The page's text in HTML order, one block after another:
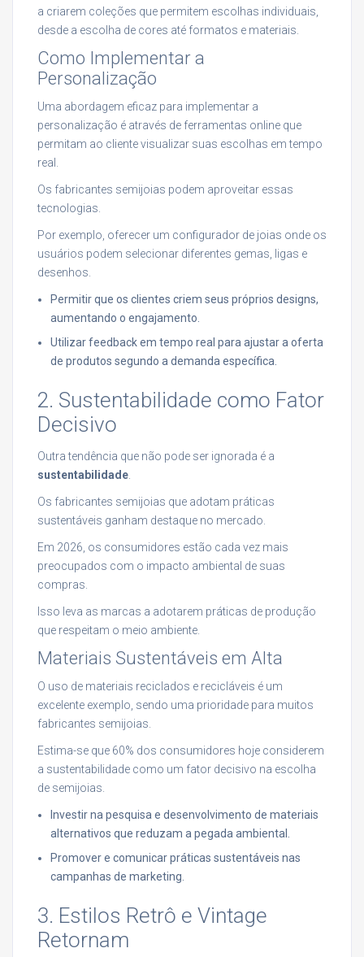
a criarem coleções que permitem escolhas individuais,
desde a escolha de cores até formatos e materiais.
Como Implementar a
Personalização
Uma abordagem eficaz para implementar a
personalização é através de ferramentas online que
permitam ao cliente visualizar suas escolhas em tempo
real.
Os fabricantes semijoias podem aproveitar essas
tecnologias.
Por exemplo, oferecer um configurador de joias onde os
usuários podem selecionar diferentes gemas, ligas e
desenhos.
Permitir que os clientes criem seus próprios designs,
aumentando o engajamento.
Utilizar feedback em tempo real para ajustar a oferta
de produtos segundo a demanda específica.
2. Sustentabilidade como Fator
Decisivo
Outra tendência que não pode ser ignorada é a
sustentabilidade
Os fabricantes semijoias que adotam práticas
sustentáveis ganham destaque no mercado.
Em 2026, os consumidores estão cada vez mais
preocupados com o impacto ambiental de suas
compras.
Isso leva as marcas a adotarem práticas de produção
que respeitam o meio ambiente.
Materiais Sustentáveis em Alta
O uso de materiais reciclados e recicláveis é um
excelente exemplo, sendo uma prioridade para muitos
fabricantes semijoias.
Estima-se que 60% dos consumidores hoje considerem
a sustentabilidade como um fator decisivo na escolha
de semijoias.
Investir na pesquisa e desenvolvimento de materiais
alternativos que reduzam a pegada ambiental.
Promover e comunicar práticas sustentáveis nas
campanhas de marketing.
3. Estilos Retrô e Vintage
Retornam